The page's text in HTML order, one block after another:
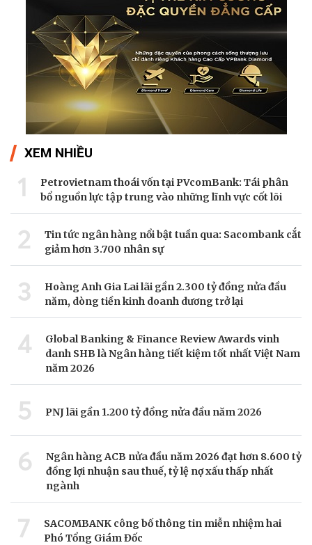
XEM NHIỀU
1
Petrovietnam thoái vốn tại PVcomBank: Tái phân
bổ nguồn lực tập trung vào những lĩnh vực cốt lõi
2
Tin tức ngân hàng nổi bật tuần qua: Sacombank cắt
giảm hơn 3.700 nhân sự
3
Hoàng Anh Gia Lai lãi gần 2.300 tỷ đồng nửa đầu
năm, dòng tiền kinh doanh dương trở lại
4
Global Banking & Finance Review Awards vinh
danh SHB là Ngân hàng tiết kiệm tốt nhất Việt Nam
năm 2026
5 PNJ lãi gần 1.200 tỷ đồng nửa đầu năm 2026
6
Ngân hàng ACB nửa đầu năm 2026 đạt hơn 8.600 tỷ
đồng lợi nhuận sau thuế, tỷ lệ nợ xấu thấp nhất
ngành
7
SACOMBANK công bố thông tin miễn nhiệm hai
Phó Tổng Giám Đốc